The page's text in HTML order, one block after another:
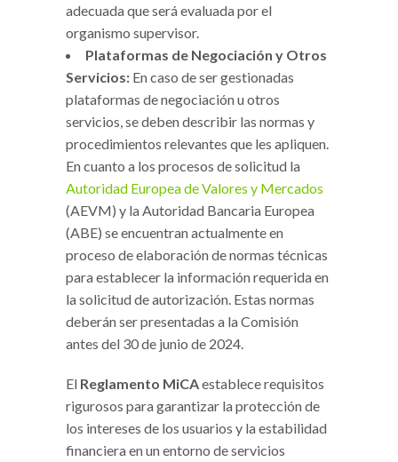
adecuada que será evaluada por el
organismo supervisor.
Plataformas de Negociación y Otros
Servicios: En caso de ser gestionadas
plataformas de negociación u otros
servicios, se deben describir las normas y
procedimientos relevantes que les apliquen.
En cuanto a los procesos de solicitud la
Autoridad Europea de Valores y Mercados
(AEVM) y la Autoridad Bancaria Europea
(ABE) se encuentran actualmente en
proceso de elaboración de normas técnicas
para establecer la información requerida en
la solicitud de autorización. Estas normas
deberán ser presentadas a la Comisión
antes del 30 de junio de 2024.
El Reglamento MiCAestablece requisitos
rigurosos para garantizar la protección de
los intereses de los usuarios y la estabilidad
financiera en un entorno de servicios